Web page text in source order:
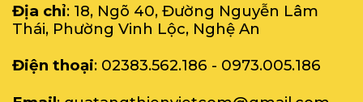
Địa chỉ: 18, Ngõ 40, Đường Nguyễn Lâm
Thái, Phường Vinh Lộc, Nghệ An
Điện thoại: 02383.562.186 - 0973.005.186